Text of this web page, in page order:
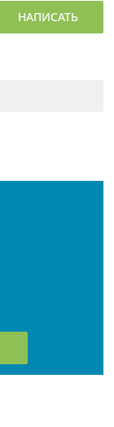
НАПИСАТЬ